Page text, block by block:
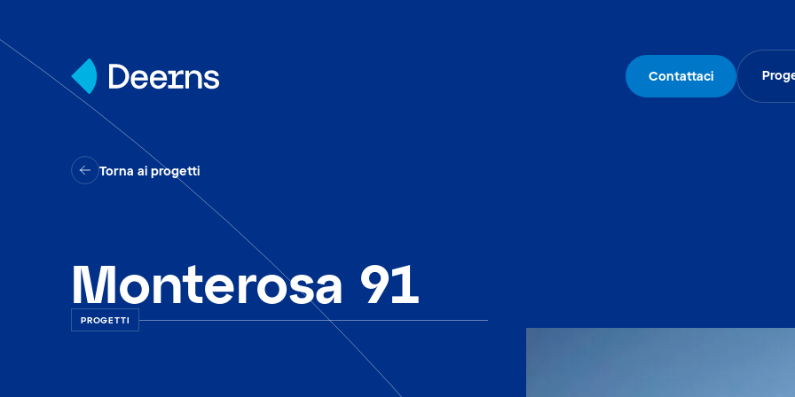
Contattaci
Torna ai progetti
Monterosa 91
PROGETTI